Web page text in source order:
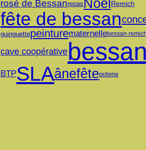
rosé de Bessanrepas Noël Remich
fête de bessan
guinguettepeinturematernellebessan-
cave coopérative
BTPSLAânefêtepoterie